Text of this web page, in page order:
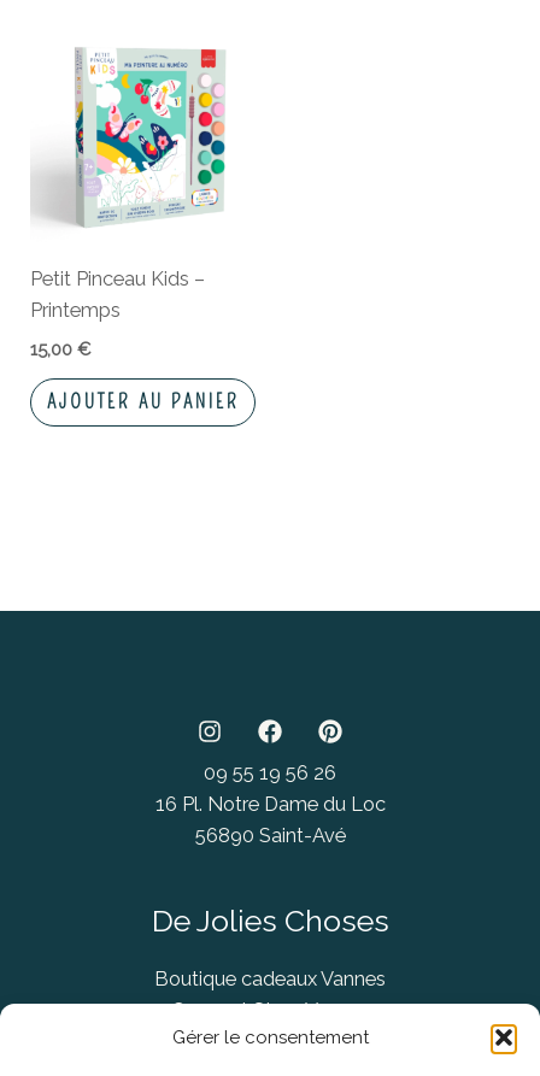
Gérer le consentement
Petit Pinceau Kids –
Printemps
15,00€
AJOUTER AU PANIER
09 55 19 56 26
16 Pl. Notre Dame du Loc
56890 Saint-Avé
De Jolies Choses
Boutique cadeaux Vannes
Concept Store Vannes